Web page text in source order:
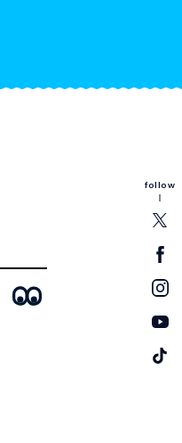
follow